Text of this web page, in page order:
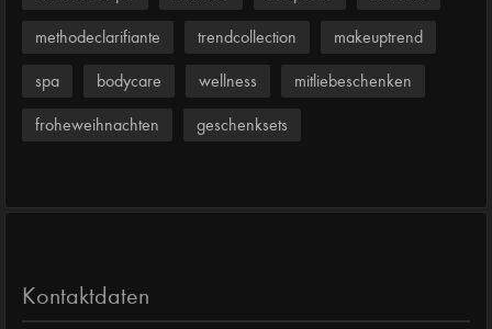
methodeclarifiante trendcollection makeuptrend
spa bodycare wellness mitliebeschenken
froheweihnachten geschenksets
Kontaktdaten